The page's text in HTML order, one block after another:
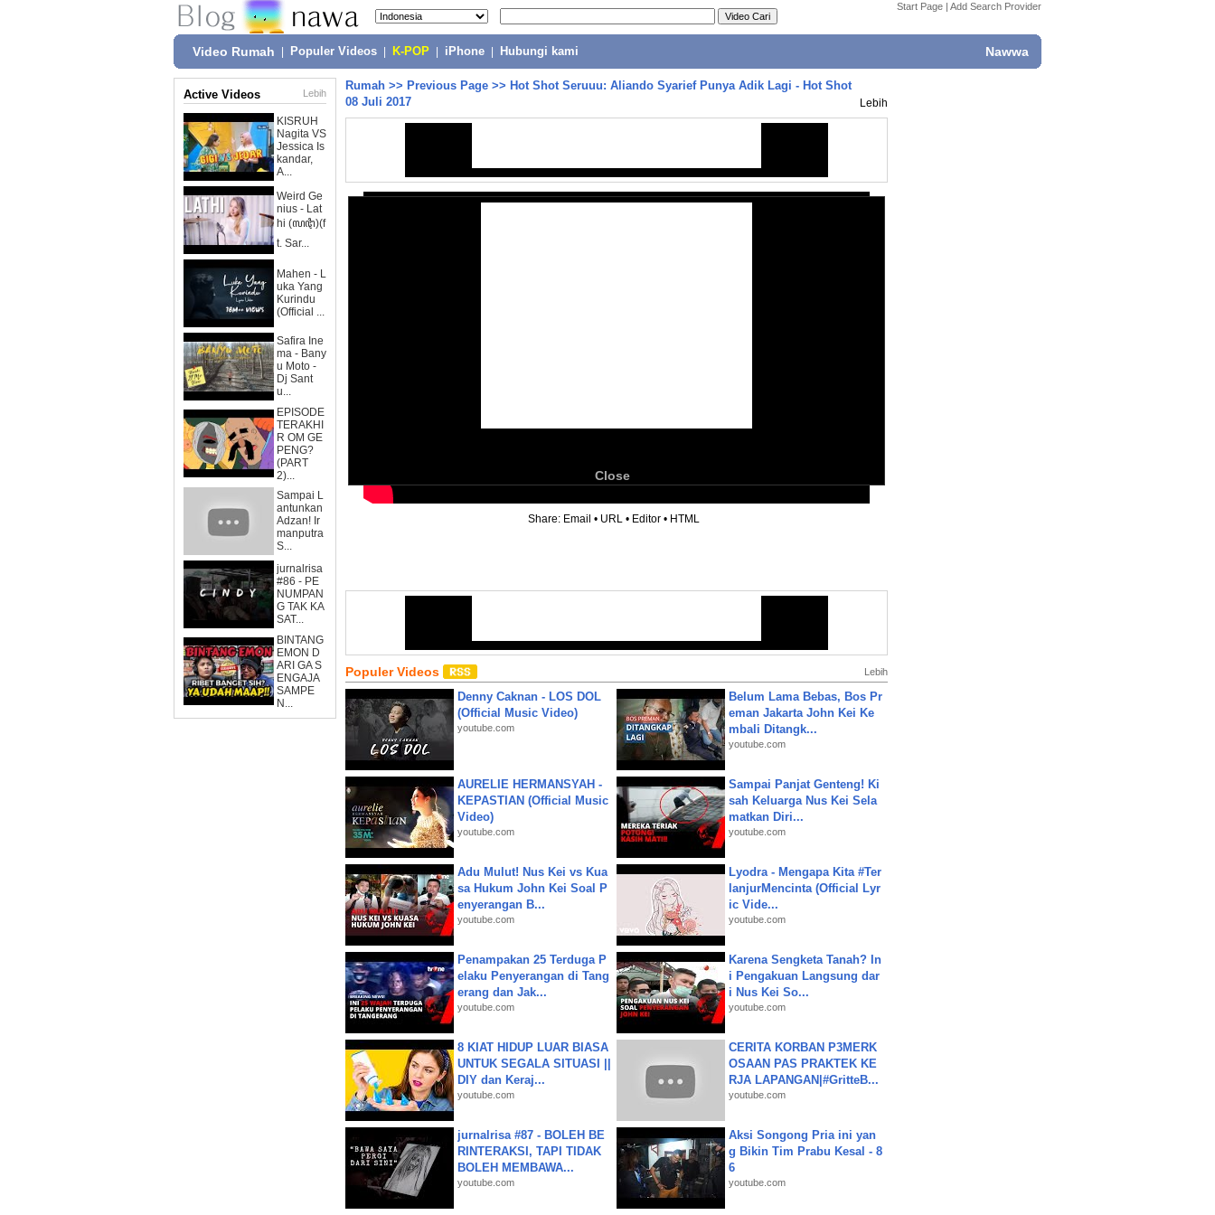
Start Page | Add Search Provider
Video Rumah Populer Videos K-POP iPhone Hubungi kami Nawwa
Active Videos Lebih
KISRUH
Nagita VS
Jessica Is
kandar,
A...
Weird Ge
nius - Lat
hi (ꦭꦛꦶ)(f
t. Sar...
Mahen - L
uka Yang
Kurindu
(Official ...
Safira Ine
ma - Bany
u Moto -
Dj Sant
u...
EPISODE
TERAKHI
R OM GE
PENG?
(PART
2)...
Sampai L
antunkan
Adzan! Ir
manputra
S...
jurnalrisa
#86 - PE
NUMPAN
G TAK KA
SAT...
BINTANG
EMON D
ARI GA S
ENGAJA
SAMPE
N...
Rumah >> Previous Page >> Hot Shot Seruuu: Aliando Syarief Punya Adik Lagi - Hot Shot
08 Juli 2017
Lebih
Close
Share: Email • URL • Editor • HTML
Populer Videos Lebih
Denny Caknan - LOS DOL
(Official Music Video)
youtube.com
Belum Lama Bebas, Bos Pr
eman Jakarta John Kei Ke
mbali Ditangk...
youtube.com
AURELIE HERMANSYAH -
KEPASTIAN (Official Music
Video)
youtube.com
Sampai Panjat Genteng! Ki
sah Keluarga Nus Kei Sela
matkan Diri...
youtube.com
Adu Mulut! Nus Kei vs Kua
sa Hukum John Kei Soal P
enyerangan B...
youtube.com
Lyodra - Mengapa Kita #Ter
lanjurMencinta (Official Lyr
ic Vide...
youtube.com
Penampakan 25 Terduga P
elaku Penyerangan di Tang
erang dan Jak...
youtube.com
Karena Sengketa Tanah? In
i Pengakuan Langsung dar
i Nus Kei So...
youtube.com
8 KIAT HIDUP LUAR BIASA
UNTUK SEGALA SITUASI ||
DIY dan Keraj...
youtube.com
CERITA KORBAN P3MERK
OSAAN PAS PRAKTEK KE
RJA LAPANGAN|#GritteB...
youtube.com
jurnalrisa #87 - BOLEH BE
RINTERAKSI, TAPI TIDAK
BOLEH MEMBAWA...
youtube.com
Aksi Songong Pria ini yan
g Bikin Tim Prabu Kesal - 8
6
youtube.com